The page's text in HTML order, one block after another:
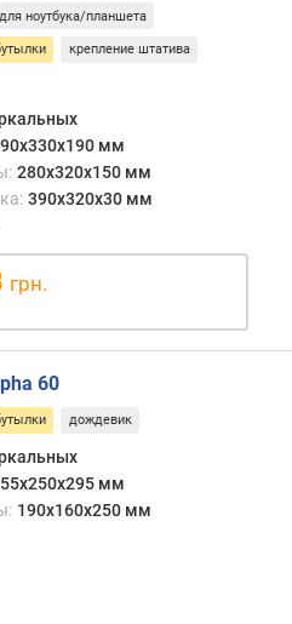
для ноутбука/планшета
крепление штатива
мм
280x320x150 мм
390x320x30 мм
грн.
60
дождевик
мм
190x160x250 мм